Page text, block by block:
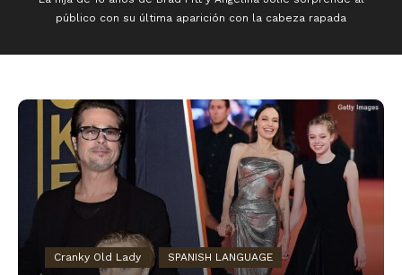
público con su última aparición con la cabeza rapada
Cranky Old Lady SPANISH LANGUAGE